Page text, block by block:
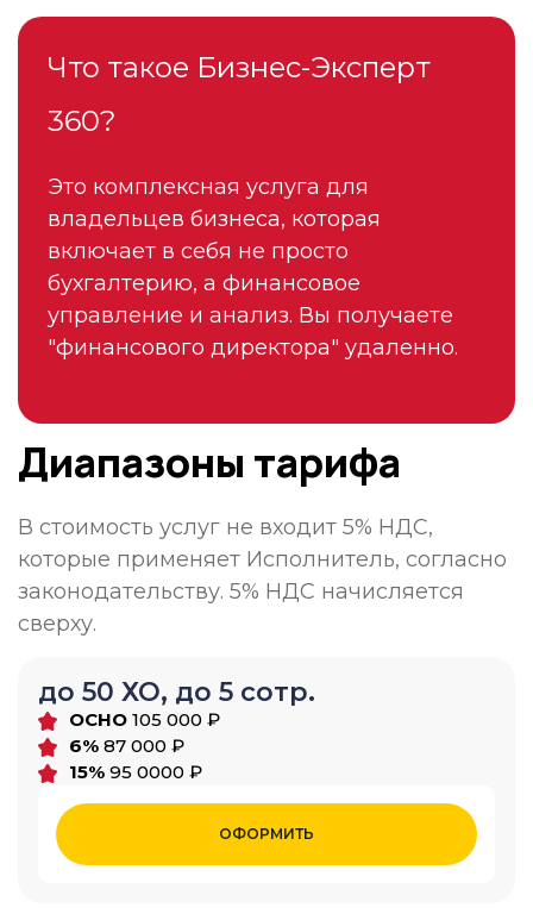
Что такое Бизнес-Эксперт
360?
Это комплексная услуга для
владельцев бизнеса, которая
включает в себя не просто
бухгалтерию, а финансовое
управление и анализ. Вы получаете
"финансового директора" удаленно.
Диапазоны тарифа
В стоимость услуг не входит 5% НДС,
которые применяет Исполнитель, согласно
законодательству. 5% НДС начисляется
сверху.
до 50 ХО, до 5 сотр.
ОСНО 105 000 ₽
6% 87 000 ₽
15% 95 0000 ₽
ОФОРМИТЬ